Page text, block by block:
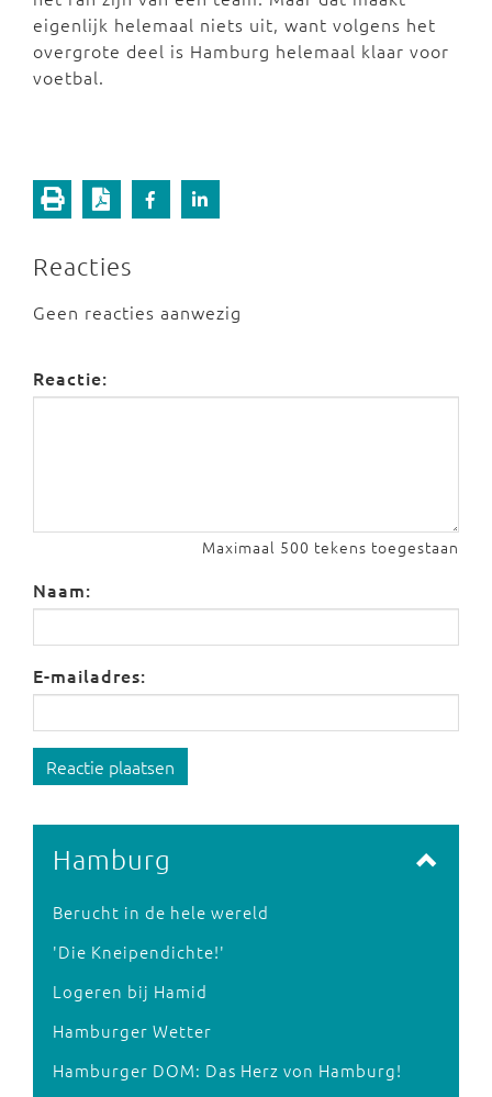
eigenlijk helemaal niets uit, want volgens het
overgrote deel is Hamburg helemaal klaar voor
voetbal.
Reacties
Geen reacties aanwezig
Reactie:
Maximaal 500 tekens toegestaan
Naam:
E-mailadres:
Reactie plaatsen
Hamburg
Berucht in de hele wereld
'Die Kneipendichte!'
Logeren bij Hamid
Hamburger Wetter
Hamburger DOM: Das Herz von Hamburg!